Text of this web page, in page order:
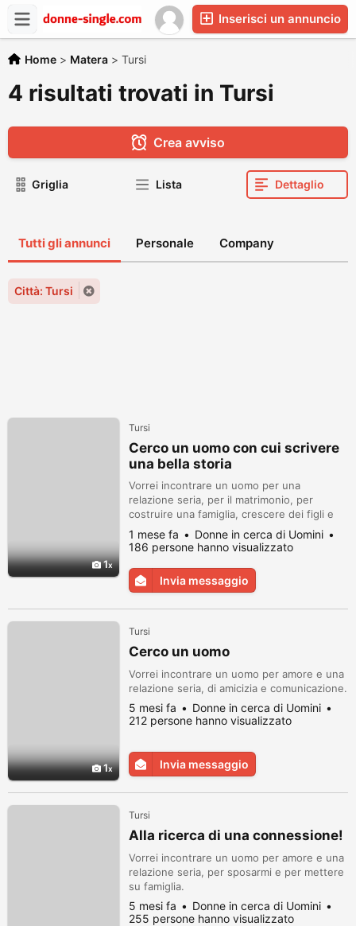
Inserisci un annuncio
Home > Matera > Tursi
4 risultati trovati in Tursi
Crea avviso
Griglia Lista Dettaglio
Tutti gli annunci Personale Company
Città: Tursi
1
Tursi
Cerco un uomo con cui scrivere
una bella storia
Vorrei incontrare un uomo per una
relazione seria, per il matrimonio, per
costruire una famiglia, crescere dei figli e
averne insieme.
1 mese fa
Donne in cerca di Uomini
186 persone hanno visualizzato
Invia messaggio
1
Tursi
Cerco un uomo
Vorrei incontrare un uomo per amore e una
relazione seria, di amicizia e comunicazione.
5 mesi fa
Donne in cerca di Uomini
212 persone hanno visualizzato
Invia messaggio
Tursi
Alla ricerca di una connessione!
Vorrei incontrare un uomo per amore e una
relazione seria, per sposarmi e per mettere
su famiglia.
5 mesi fa
Donne in cerca di Uomini
255 persone hanno visualizzato